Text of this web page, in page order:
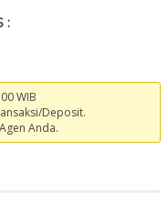
:
WIB
Deposit.
Anda.